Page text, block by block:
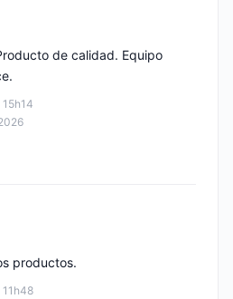
de calidad. Equipo
productos.